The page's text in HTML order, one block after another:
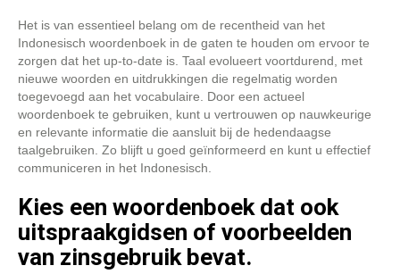
Het is van essentieel belang om de recentheid van het
Indonesisch woordenboek in de gaten te houden om ervoor te
zorgen dat het up-to-date is. Taal evolueert voortdurend, met
nieuwe woorden en uitdrukkingen die regelmatig worden
toegevoegd aan het vocabulaire. Door een actueel
woordenboek te gebruiken, kunt u vertrouwen op nauwkeurige
en relevante informatie die aansluit bij de hedendaagse
taalgebruiken. Zo blijft u goed geïnformeerd en kunt u effectief
communiceren in het Indonesisch.
Kies een woordenboek dat ook
uitspraakgidsen of voorbeelden
van zinsgebruik bevat.